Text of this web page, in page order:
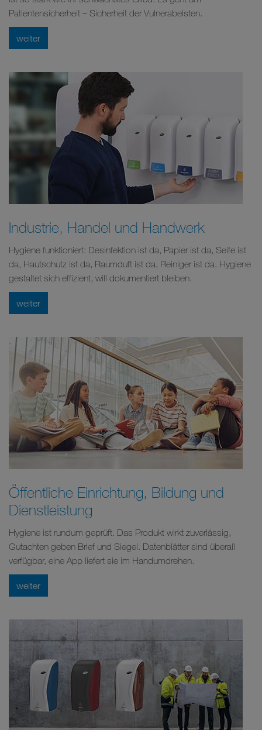
Patientensicherheit – Sicherheit der Vulnerabelsten.
weiter
Industrie, Handel und Handwerk
Hygiene funktioniert: Desinfektion ist da, Papier ist da, Seife ist
da, Hautschutz ist da, Raumduft ist da, Reiniger ist da. Hygiene
gestaltet sich effizient, will dokumentiert bleiben.
weiter
Öffentliche Einrichtung, Bildung und
Dienstleistung
Hygiene ist rundum geprüft. Das Produkt wirkt zuverlässig,
Gutachten geben Brief und Siegel. Datenblätter sind überall
verfügbar, eine App liefert sie im Handumdrehen.
weiter